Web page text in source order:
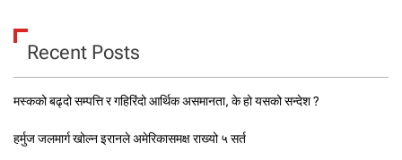
Recent Posts
मस्कको बढ्दो सम्पत्ति र गहिरिंदो आर्थिक असमानता, के हो यसको सन्देश ?
हर्मुज जलमार्ग खोल्न इरानले अमेरिकासमक्ष राख्यो ५ सर्त